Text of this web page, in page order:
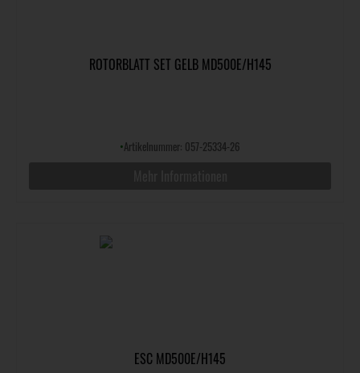
ROTORBLATT SET GELB MD500E/H145
•Artikelnummer: 057-25334-26
ESC MD500E/H145